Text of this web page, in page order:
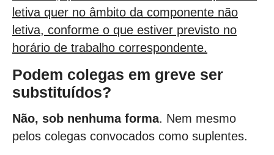
letiva quer no âmbito da componente não
letiva, conforme o que estiver previsto no
horário de trabalho correspondente.
Podem colegas em greve ser
substituídos?
Não, sob nenhuma forma. Nem mesmo
pelos colegas convocados como suplentes.